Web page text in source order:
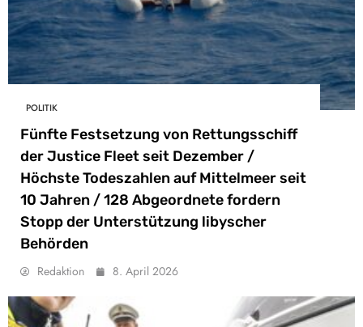
POLITIK
Fünfte Festsetzung von Rettungsschiff
der Justice Fleet seit Dezember /
Höchste Todeszahlen auf Mittelmeer seit
10 Jahren / 128 Abgeordnete fordern
Stopp der Unterstützung libyscher
Behörden
Redaktion 8. April 2026